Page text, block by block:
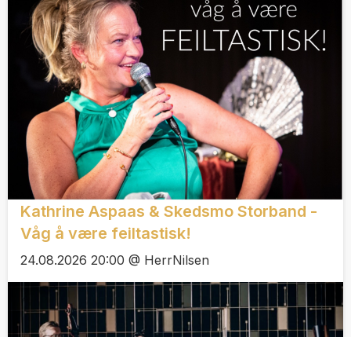
Kathrine Aspaas & Skedsmo Storband -
Våg å være feiltastisk!
24.08.2026 20:00 @ HerrNilsen